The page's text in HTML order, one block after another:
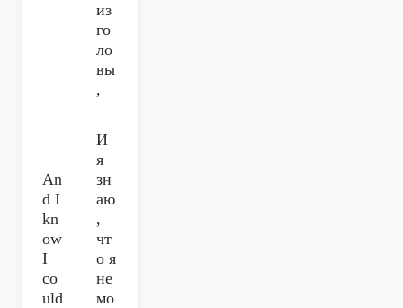
из
го
ло
вы
,
An
d I
kn
ow
I
co
uld
И
я
зн
аю
,
чт
о я
не
мо